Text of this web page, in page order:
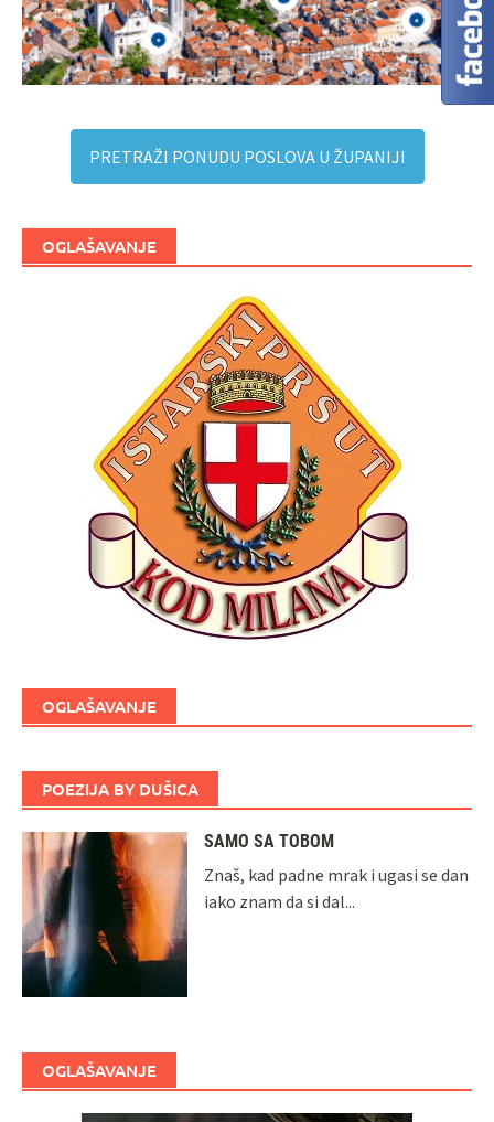
PRETRAŽI PONUDU POSLOVA U ŽUPANIJI
OGLAŠAVANJE
OGLAŠAVANJE
POEZIJA BY DUŠICA
SAMO SA TOBOM
Znaš, kad padne mrak i ugasi se dan
iako znam da si dal...
OGLAŠAVANJE